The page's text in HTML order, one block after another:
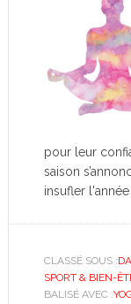
pour leur
saison
insufler l'année
CLASSÉ SOUS :
SPORT & BIEN-
BALISÉ AVEC :